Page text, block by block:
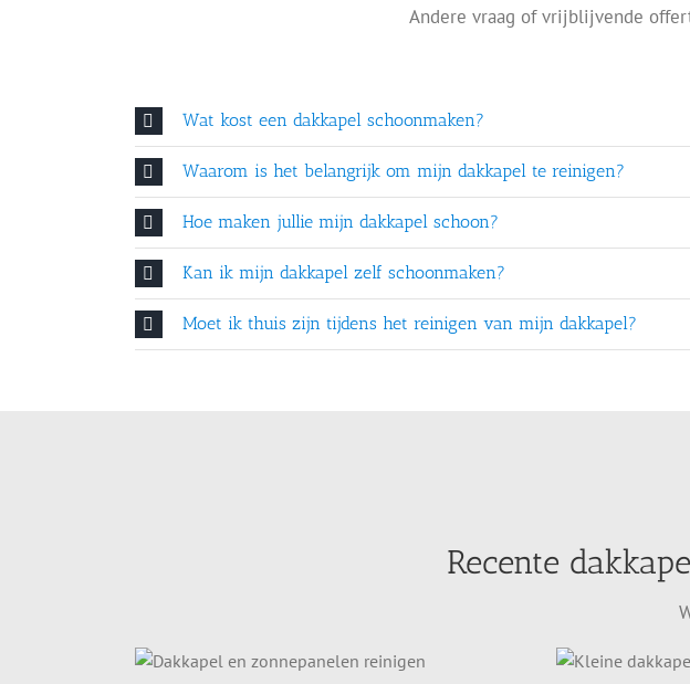
Andere vraag of vrijblijvende
Wat kost een dakkapel schoonmaken?
Waarom is het belangrijk om mijn dakkapel te reinigen?
Hoe maken jullie mijn dakkapel schoon?
Kan ik mijn dakkapel zelf schoonmaken?
Moet ik thuis zijn tijdens het reinigen van mijn dakkapel?
Recente